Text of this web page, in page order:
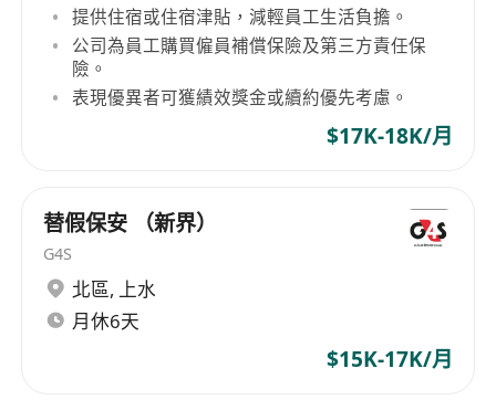
提供住宿或住宿津貼，減輕員工生活負擔。
公司為員工購買僱員補償保險及第三方責任保
險。
表現優異者可獲績效獎金或續約優先考慮。
$17K-18K/月
替假保安 （新界）
G4S
北區, 上水
月休6天
$15K-17K/月